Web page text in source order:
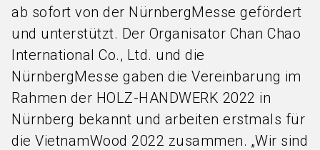
ab sofort von der NürnbergMesse gefördert
und unterstützt. Der Organisator Chan Chao
International Co., Ltd. und die
NürnbergMesse gaben die Vereinbarung im
Rahmen der HOLZ-HANDWERK 2022 in
Nürnberg bekannt und arbeiten erstmals für
die VietnamWood 2022 zusammen. „Wir sind